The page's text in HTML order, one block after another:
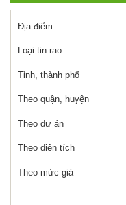
Địa điểm
Loại tin rao
Tỉnh, thành phố
Theo quận, huyện
Theo dự án
Theo diện tích
Theo mức giá